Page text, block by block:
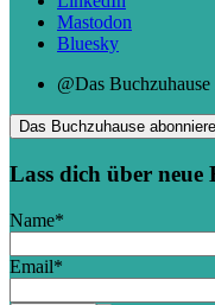
Mastodon
Bluesky
@Das
Das Buchzuhause
Lass dich über
Name*
Email*